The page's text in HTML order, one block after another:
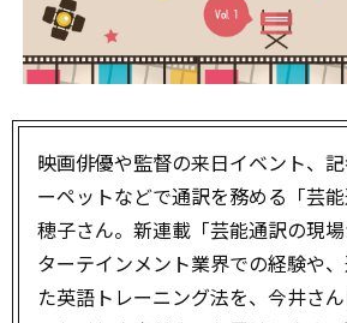
映画俳優や監督の来日イベント、
ーペットなどで通訳を務める「芸
穂子さん。新連載「芸能通訳の現
ターテインメント業界での経験や
た英語トレーニング法を、今井さ